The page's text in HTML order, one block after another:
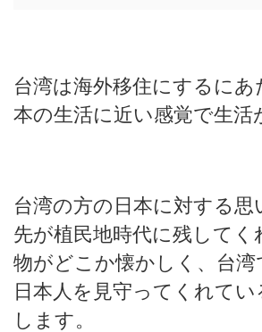
台湾は海外移住にするにあ
本の生活に近い感覚で生活
台湾の方の日本に対する思
先が植民地時代に残してく
物がどこか懐かしく、台湾
日本人を見守ってくれて
します。